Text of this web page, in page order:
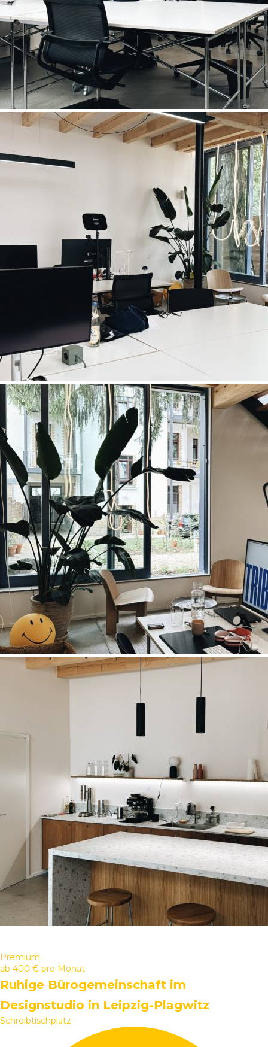
Premium
ab 400 € pro Monat
Ruhige Bürogemeinschaft im
Designstudio in Leipzig-Plagwitz
Schreibtischplatz